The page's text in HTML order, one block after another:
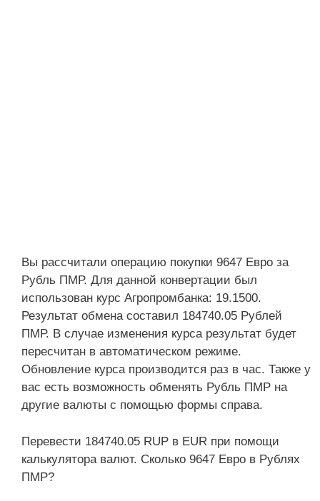
Вы рассчитали операцию покупки 9647 Евро за
Рубль ПМР. Для данной конвертации был
использован курс Агропромбанка: 19.1500.
Результат обмена составил 184740.05 Рублей
ПМР. В случае изменения курса результат будет
пересчитан в автоматическом режиме.
Обновление курса производится раз в час. Также у
вас есть возможность обменять Рубль ПМР на
другие валюты с помощью формы справа.
Перевести 184740.05 RUP в EUR при помощи
калькулятора валют. Сколько 9647 Евро в Рублях
ПМР?